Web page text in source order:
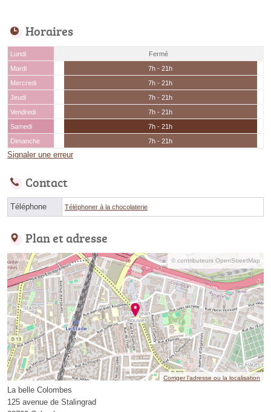
Horaires
Lundi
Fermé
Mardi
7h - 21h
Mercredi
7h - 21h
Jeudi
7h - 21h
Vendredi
7h - 21h
Samedi
7h - 21h
Dimanche
7h - 21h
Signaler une erreur
Contact
Téléphone Téléphoner à la chocolaterie
Plan et adresse
© contributeurs OpenStreetMap
Corriger l’adresse ou la localisation
La belle Colombes
125 avenue de Stalingrad